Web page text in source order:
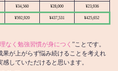
¥34,560 ¥28,000 ¥23,936
¥592,920 ¥437,531 ¥425,652
なく勉強習慣が身につく ”ことです。
が上がらず悩み続けることを考えれ
していただけると思います。